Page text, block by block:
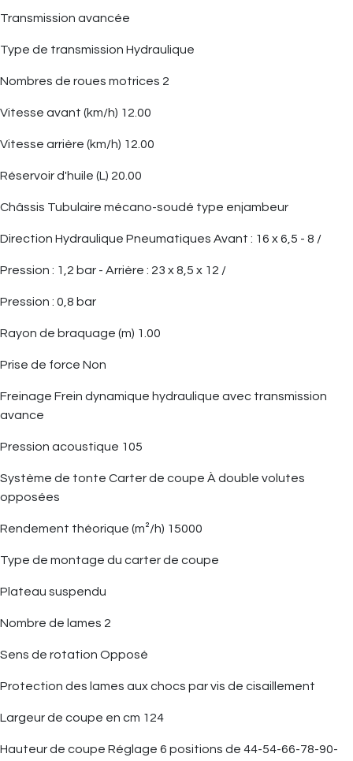
Transmission avancée
Type de transmission Hydraulique
Nombres de roues motrices 2
Vitesse avant (km/h) 12.00
Vitesse arrière (km/h) 12.00
Réservoir d'huile (L) 20.00
Châssis Tubulaire mécano-soudé type enjambeur
Direction Hydraulique Pneumatiques Avant : 16 x 6,5 - 8 /
Pression : 1,2 bar - Arrière : 23 x 8,5 x 12 /
Pression : 0,8 bar
Rayon de braquage (m) 1.00
Prise de force Non
Freinage Frein dynamique hydraulique avec transmission
avance
Pression acoustique 105
Système de tonte Carter de coupe À double volutes
opposées
Rendement théorique (m²/h) 15000
Type de montage du carter de coupe
Plateau suspendu
Nombre de lames 2
Sens de rotation Opposé
Protection des lames aux chocs par vis de cisaillement
Largeur de coupe en cm 124
Hauteur de coupe Réglage 6 positions de 44-54-66-78-90-